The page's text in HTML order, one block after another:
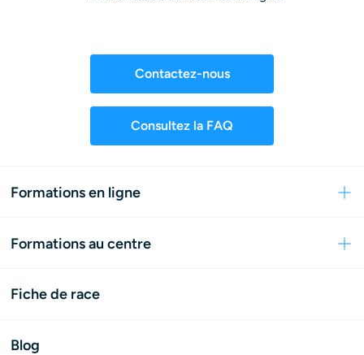
Contactez-nous
Consultez la FAQ
Formations en ligne
Formations au centre
Fiche de race
Blog